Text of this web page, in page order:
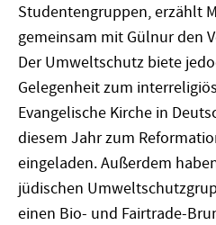
Studentengruppen, erzählt
gemeinsam mit Gülnur den
Der Umweltschutz biete
Gelegenheit zum
Evangelische Kirche in
diesem Jahr zum
eingeladen. Außerdem
jüdischen
einen Bio- und Fairtrade-